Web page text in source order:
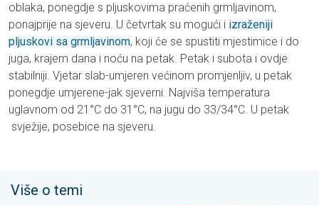
oblaka, ponegdje s pljuskovima praćenih grmljavinom,
ponajprije na sjeveru. U četvrtak su mogući i izraženiji
pljuskovi sa grmljavinom, koji će se spustiti mjestimice i do
juga, krajem dana i noću na petak. Petak i subota i ovdje
stabilniji. Vjetar slab-umjeren većinom promjenljiv, u petak
ponegdje umjerene-jak sjeverni. Najviša temperatura
uglavnom od 21°C do 31°C, na jugu do 33/34°C. U petak
svježije, posebice na sjeveru.
Više o temi